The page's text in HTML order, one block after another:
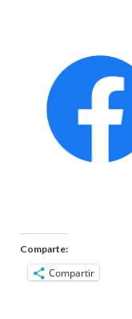
Comparte:
Compartir